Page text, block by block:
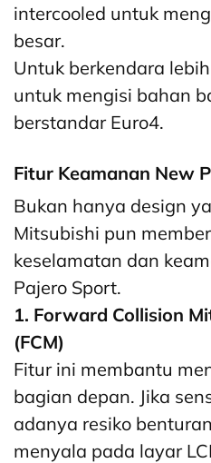
intercooled untuk
besar.
Untuk berkendara
untuk mengisi bahan
berstandar Euro4.
Fitur Keamanan New
Bukan hanya design
Mitsubishi pun
keselamatan dan
Pajero Sport.
1. Forward Collision
(FCM)
Fitur ini membantu
bagian depan. Jika
adanya resiko
menyala pada layar